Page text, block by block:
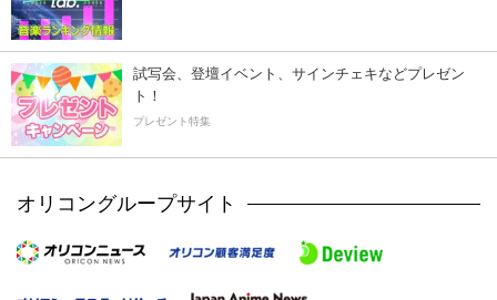
試写会、登壇イベント、サインチェキなどプレゼン
ト！
プレゼント特集
オリコングループサイト